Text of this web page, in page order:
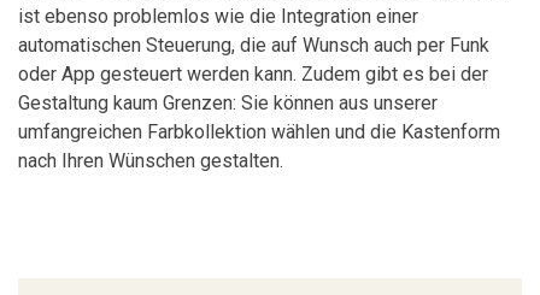
ist ebenso problemlos wie die Integration einer
automatischen Steuerung, die auf Wunsch auch per Funk
oder App gesteuert werden kann. Zudem gibt es bei der
Gestaltung kaum Grenzen: Sie können aus unserer
umfangreichen Farbkollektion wählen und die Kastenform
nach Ihren Wünschen gestalten.